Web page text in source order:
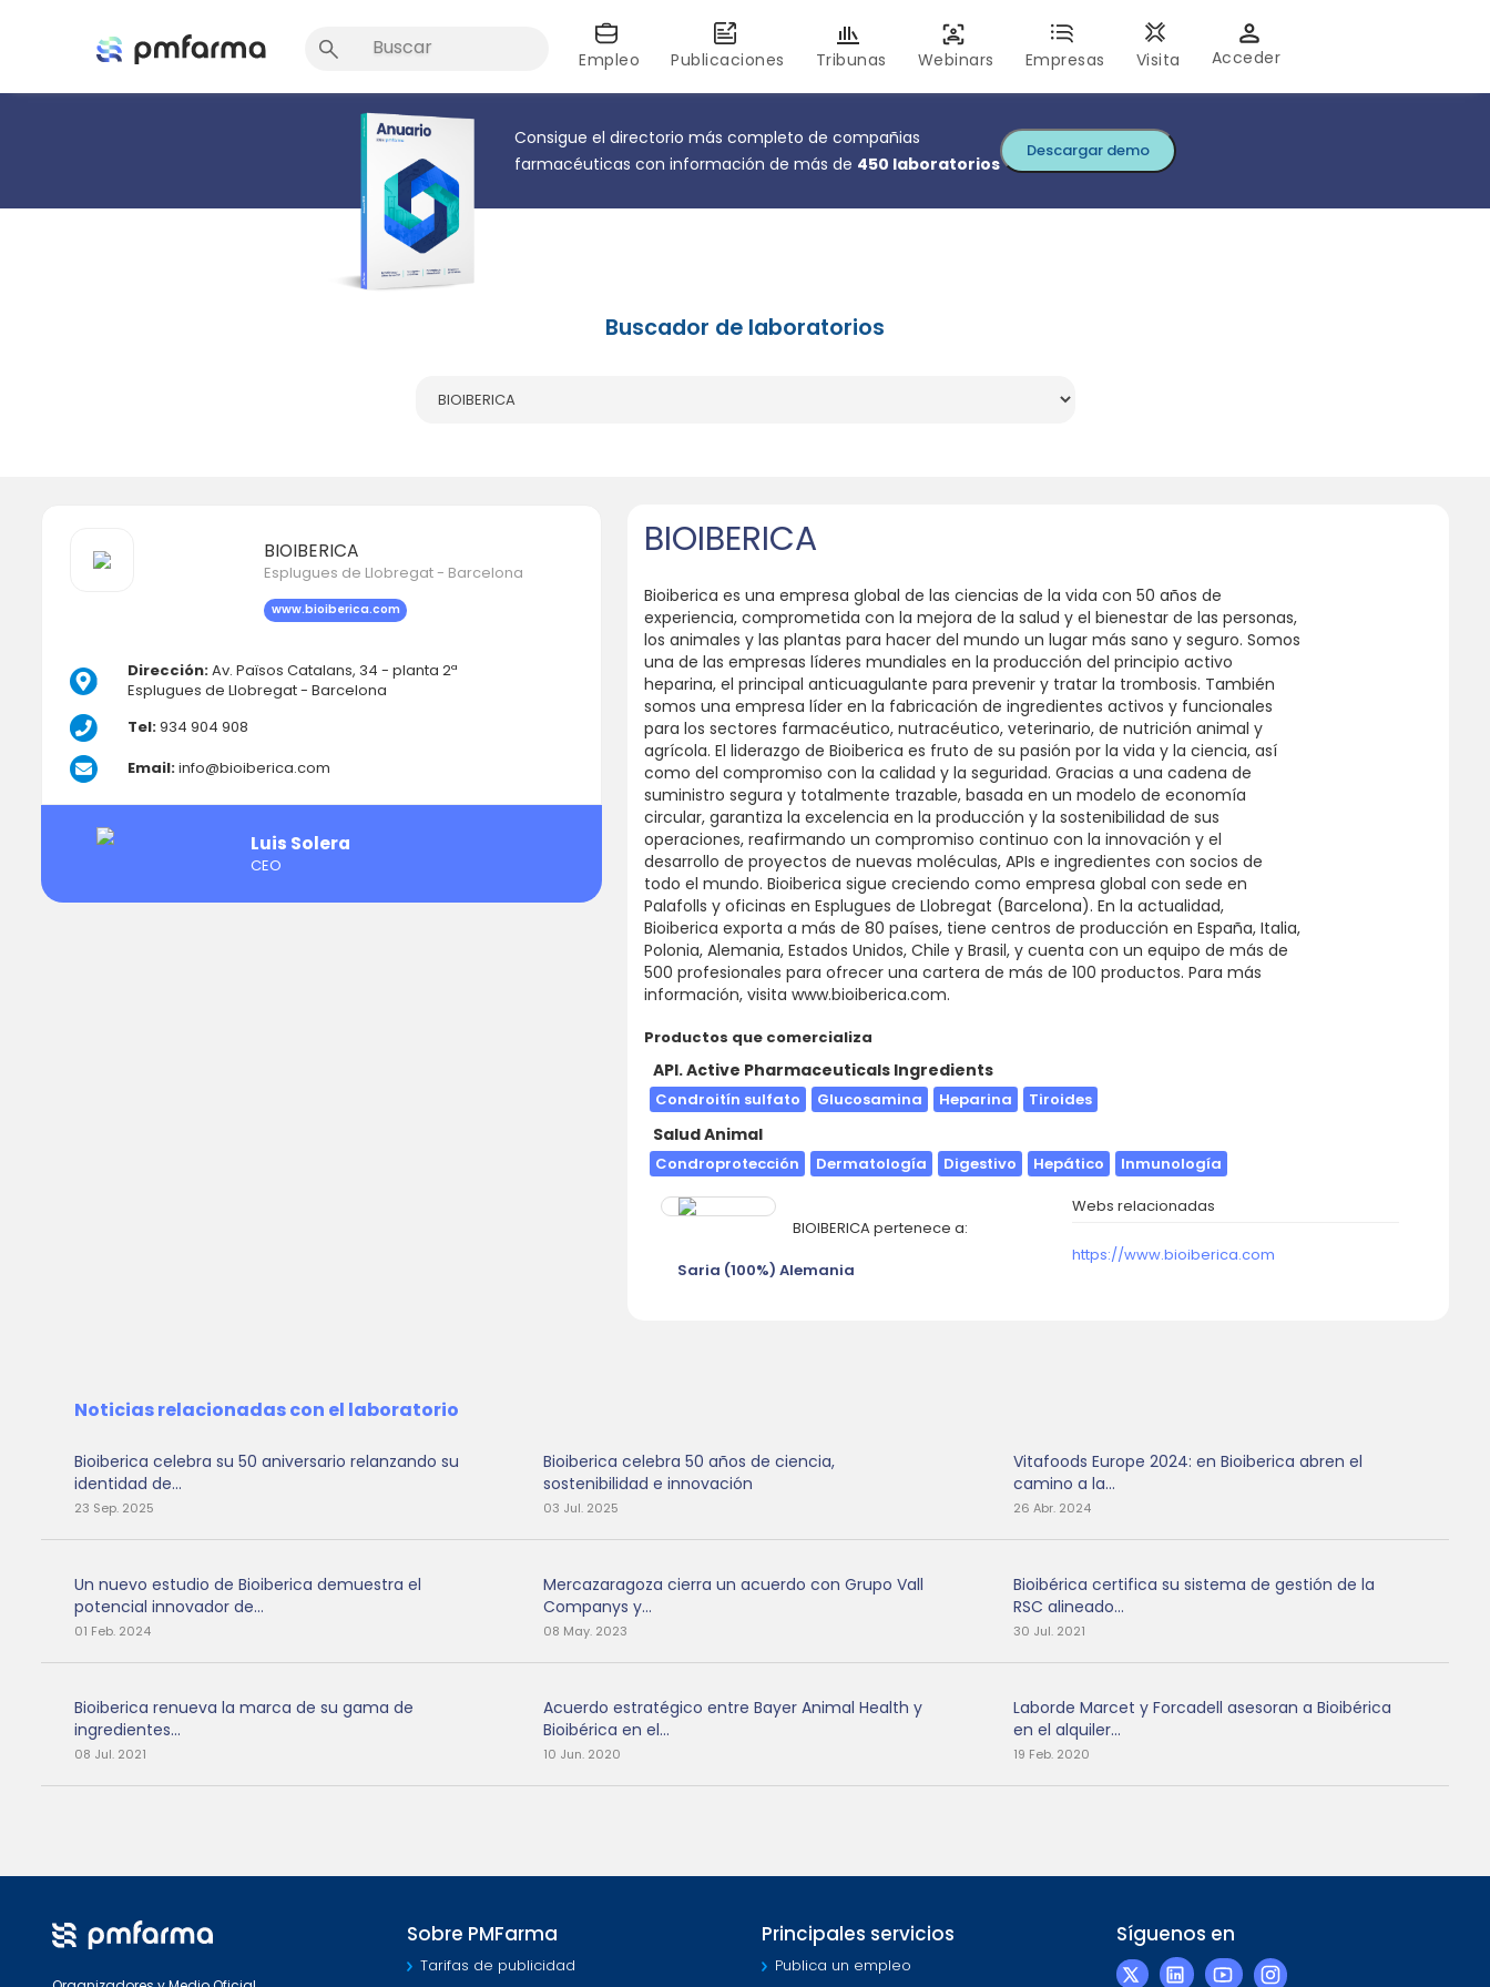
Empleo Publicaciones Tribunas Webinars Empresas Visita Acceder
Consigue el directorio más completo de compañias
farmacéuticas con información de más de 450 laboratorios
Descargar demo
Buscador de laboratorios
BIOIBERICA
Esplugues de Llobregat - Barcelona
www.bioiberica.com
Dirección:Av. Països Catalans, 34 - planta 2ª
Esplugues de Llobregat - Barcelona
Tel:934 904 908
Email:info@bioiberica.com
Luis Solera
CEO
BIOIBERICA
Bioiberica es una empresa global de las ciencias de la vida con 50 años de
experiencia, comprometida con la mejora de la salud y el bienestar de las personas,
los animales y las plantas para hacer del mundo un lugar más sano y seguro. Somos
una de las empresas líderes mundiales en la producción del principio activo
heparina, el principal anticuagulante para prevenir y tratar la trombosis. También
somos una empresa líder en la fabricación de ingredientes activos y funcionales
para los sectores farmacéutico, nutracéutico, veterinario, de nutrición animal y
agrícola. El liderazgo de Bioiberica es fruto de su pasión por la vida y la ciencia, así
como del compromiso con la calidad y la seguridad. Gracias a una cadena de
suministro segura y totalmente trazable, basada en un modelo de economía
circular, garantiza la excelencia en la producción y la sostenibilidad de sus
operaciones, reafirmando un compromiso continuo con la innovación y el
desarrollo de proyectos de nuevas moléculas, APIs e ingredientes con socios de
todo el mundo. Bioiberica sigue creciendo como empresa global con sede en
Palafolls y oficinas en Esplugues de Llobregat (Barcelona). En la actualidad,
Bioiberica exporta a más de 80 países, tiene centros de producción en España, Italia,
Polonia, Alemania, Estados Unidos, Chile y Brasil, y cuenta con un equipo de más de
500 profesionales para ofrecer una cartera de más de 100 productos. Para más
información, visita www.bioiberica.com.
Productos que comercializa
API. Active Pharmaceuticals Ingredients
Condroitín sulfato Glucosamina Heparina Tiroides
Salud Animal
Condroprotección Dermatología Digestivo Hepático Inmunología
BIOIBERICA pertenece a:
Saria (100%) Alemania
Webs relacionadas
https://www.bioiberica.com
Noticias relacionadas con el laboratorio
Bioiberica celebra su 50 aniversario relanzando su
identidad de...
23 Sep. 2025
Bioiberica celebra 50 años de ciencia,
sostenibilidad e innovación
03 Jul. 2025
Vitafoods Europe 2024: en Bioiberica abren el
camino a la...
26 Abr. 2024
Un nuevo estudio de Bioiberica demuestra el
potencial innovador de...
01 Feb. 2024
Mercazaragoza cierra un acuerdo con Grupo Vall
Companys y...
08 May. 2023
Bioibérica certifica su sistema de gestión de la
RSC alineado...
30 Jul. 2021
Bioiberica renueva la marca de su gama de
ingredientes...
08 Jul. 2021
Acuerdo estratégico entre Bayer Animal Health y
Bioibérica en el...
10 Jun. 2020
Laborde Marcet y Forcadell asesoran a Bioibérica
en el alquiler...
19 Feb. 2020
Sobre PMFarma
Tarifas de publicidad
Principales servicios
Publica un empleo
Síguenos en